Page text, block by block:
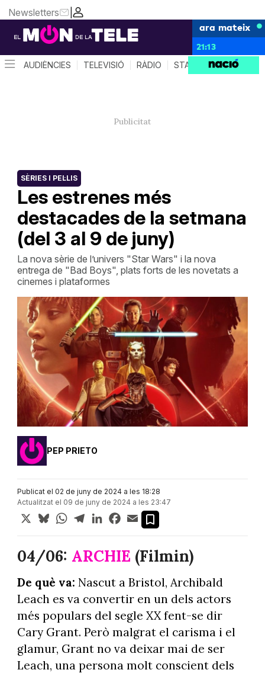
|
Newsletters
ara mateix
21:13
AUDIÈNCIES TELEVISIÓ RÀDIO STAR SYSTEM
Les estrenes més
destacades de la setmana
(del 3 al 9 de juny)
SÈRIES I PEL·LIS
La nova sèrie de l’univers "Star Wars" i la nova
entrega de "Bad Boys", plats forts de les novetats a
cinemes i plataformes
PEP PRIETO
Publicat el 02 de juny de 2024 a les 18:28
Actualitzat el 09 de juny de 2024 a les 23:47
X BlueskyWhatsApp
TelegramLinkedInFacebook
Email
04/06: ARCHIE (Filmin)
De què va: Nascut a Bristol, Archibald
Leach es va convertir en un dels actors
més populars del segle XX fent-se dir
Cary Grant. Però malgrat el carisma i el
glamur, Grant no va deixar mai de ser
Leach, una persona molt conscient dels